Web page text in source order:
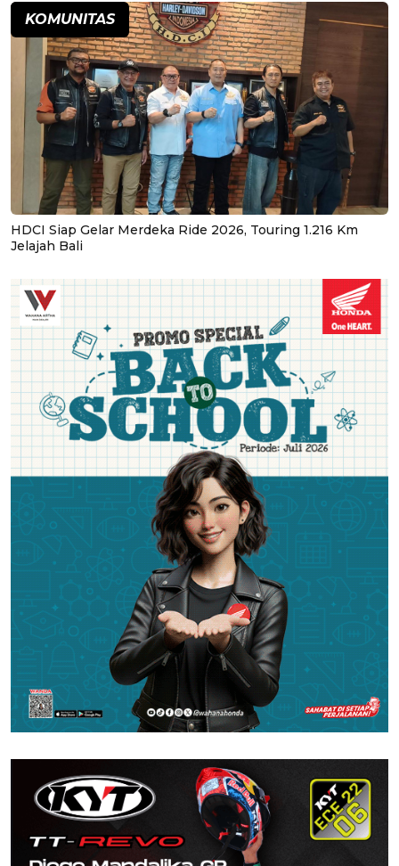
KOMUNITAS
HDCI Siap Gelar Merdeka Ride 2026, Touring 1.216 Km
Jelajah Bali